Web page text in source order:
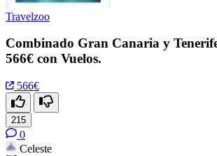
Travelzoo
Combinado Gran Canaria y
566€ con Vuelos.
566€
215
0
Celeste